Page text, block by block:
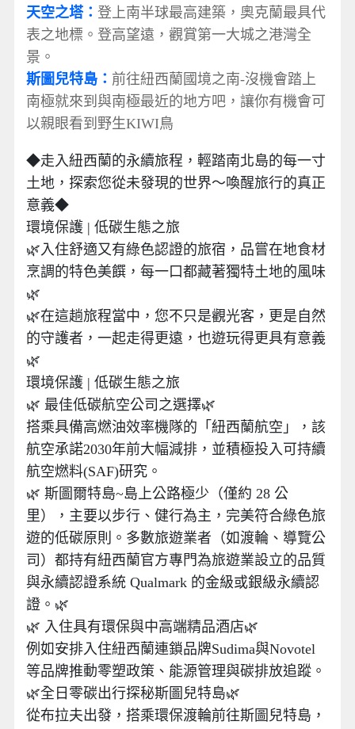
天空之塔： 登上南半球最高建築，奧克蘭最具代
表之地標。登高望遠，觀賞第一大城之港灣全
景。
斯圖兒特島： 前往紐西蘭國境之南-沒機會踏上
南極就來到與南極最近的地方吧，讓你有機會可
以親眼看到野生KIWI鳥
◆走入紐西蘭的永續旅程，輕踏南北島的每一寸
土地，探索您從未發現的世界～喚醒旅行的真正
意義◆
環境保護 | 低碳生態之旅
🌿入住舒適又有綠色認證的旅宿，品嘗在地食材
烹調的特色美饌，每一口都藏著獨特土地的風味
🌿
🌿在這趟旅程當中，您不只是觀光客，更是自然
的守護者，一起走得更遠，也遊玩得更具有意義
🌿
環境保護 | 低碳生態之旅
🌿 最佳低碳航空公司之選擇🌿
搭乘具備高燃油效率機隊的「紐西蘭航空」，該
航空承諾2030年前大幅減排，並積極投入可持續
航空燃料(SAF)研究。
🌿 斯圖爾特島~島上公路極少（僅約 28 公
里），主要以步行、健行為主，完美符合綠色旅
遊的低碳原則。多數旅遊業者（如渡輪、導覽公
司）都持有紐西蘭官方專門為旅遊業設立的品質
與永續認證系統 Qualmark 的金級或銀級永續認
證。🌿
🌿 入住具有環保與中高端精品酒店🌿
例如安排入住紐西蘭連鎖品牌Sudima與Novotel
等品牌推動零塑政策、能源管理與碳排放追蹤。
🌿全日零碳出行探秘斯圖兒特島🌿
從布拉夫出發，搭乘環保渡輪前往斯圖兒特島，